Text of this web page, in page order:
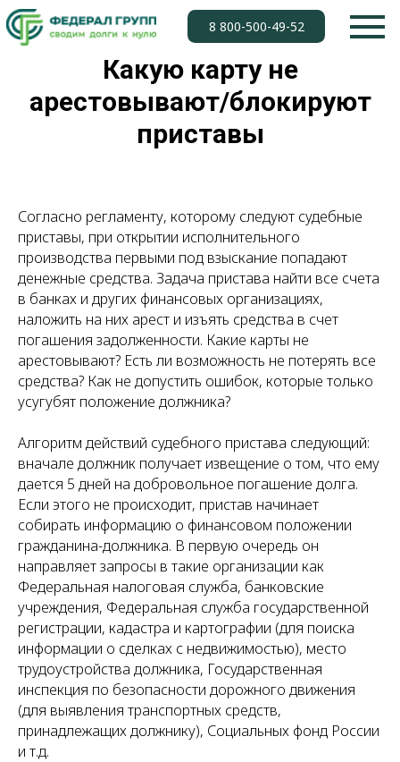
8 800-500-49-52
Какую карту не
арестовывают/блокируют
приставы
Согласно регламенту, которому следуют судебные
приставы, при открытии исполнительного
производства первыми под взыскание попадают
денежные средства. Задача пристава найти все счета
в банках и других финансовых организациях,
наложить на них арест и изъять средства в счет
погашения задолженности. Какие карты не
арестовывают? Есть ли возможность не потерять все
средства? Как не допустить ошибок, которые только
усугубят положение должника?
Алгоритм действий судебного пристава следующий:
вначале должник получает извещение о том, что ему
дается 5 дней на добровольное погашение долга.
Если этого не происходит, пристав начинает
собирать информацию о финансовом положении
гражданина-должника. В первую очередь он
направляет запросы в такие организации как
Федеральная налоговая служба, банковские
учреждения, Федеральная служба государственной
регистрации, кадастра и картографии (для поиска
информации о сделках с недвижимостью), место
трудоустройства должника, Государственная
инспекция по безопасности дорожного движения
(для выявления транспортных средств,
принадлежащих должнику), Социальных фонд России
и т.д.